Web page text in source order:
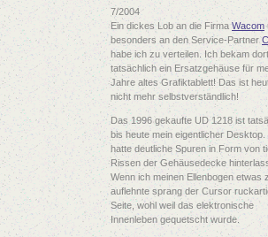
7/2004
Ein dickes Lob an die FirmaWacom
besonders an den Service-Partner
habe ich zu verteilen. Ich bekam dort
tatsächlich ein Ersatzgehäuse für
Jahre altes Grafiktablett! Das ist
nicht mehr selbstverständlich!
Das 1996 gekaufte UD 1218 ist
bis heute mein eigentlicher Desktop.
hatte deutliche Spuren in Form von
Rissen der Gehäusedecke
Wenn ich meinen Ellenbogen etwas
auflehnte sprang der Cursor
Seite, wohl weil das elektronische
Innenleben gequetscht wurde.